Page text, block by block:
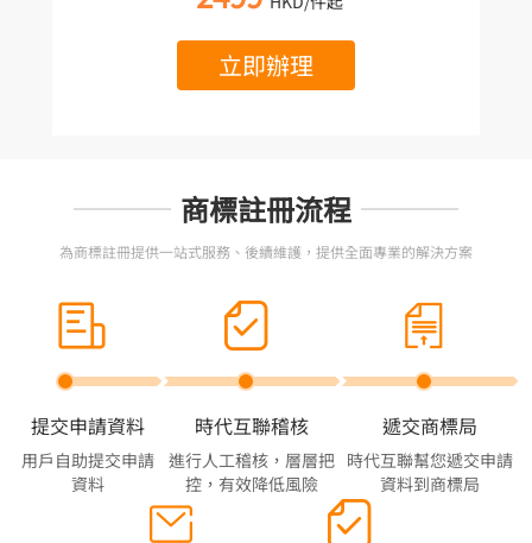
立即辦理
商標註冊流程
為商標註冊提供一站式服務、後續維護，提供全面專業的解決方案
提交申請資料
用戶自助提交申請
資料
時代互聯稽核
進行人工稽核，層層把
控，有效降低風險
遞交商標局
時代互聯幫您遞交申請
資料到商標局